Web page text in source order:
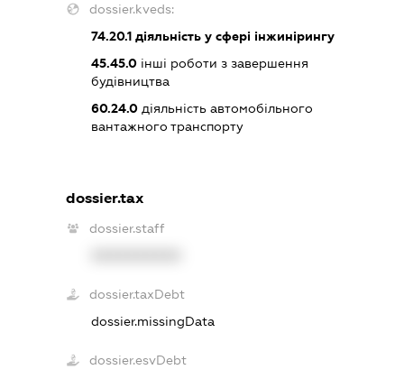
dossier.kveds:
74.20.1 діяльність у сфері інжинірингу
45.45.0 інші роботи з завершення
будівництва
60.24.0 діяльність автомобільного
вантажного транспорту
dossier.tax
dossier.staff
dossier.taxDebt
dossier.missingData
dossier.esvDebt